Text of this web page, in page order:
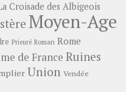
Croisade des Albigeois
Moyen-Age
Prieuré Roman Rome
de France Ruines
Union Vendée